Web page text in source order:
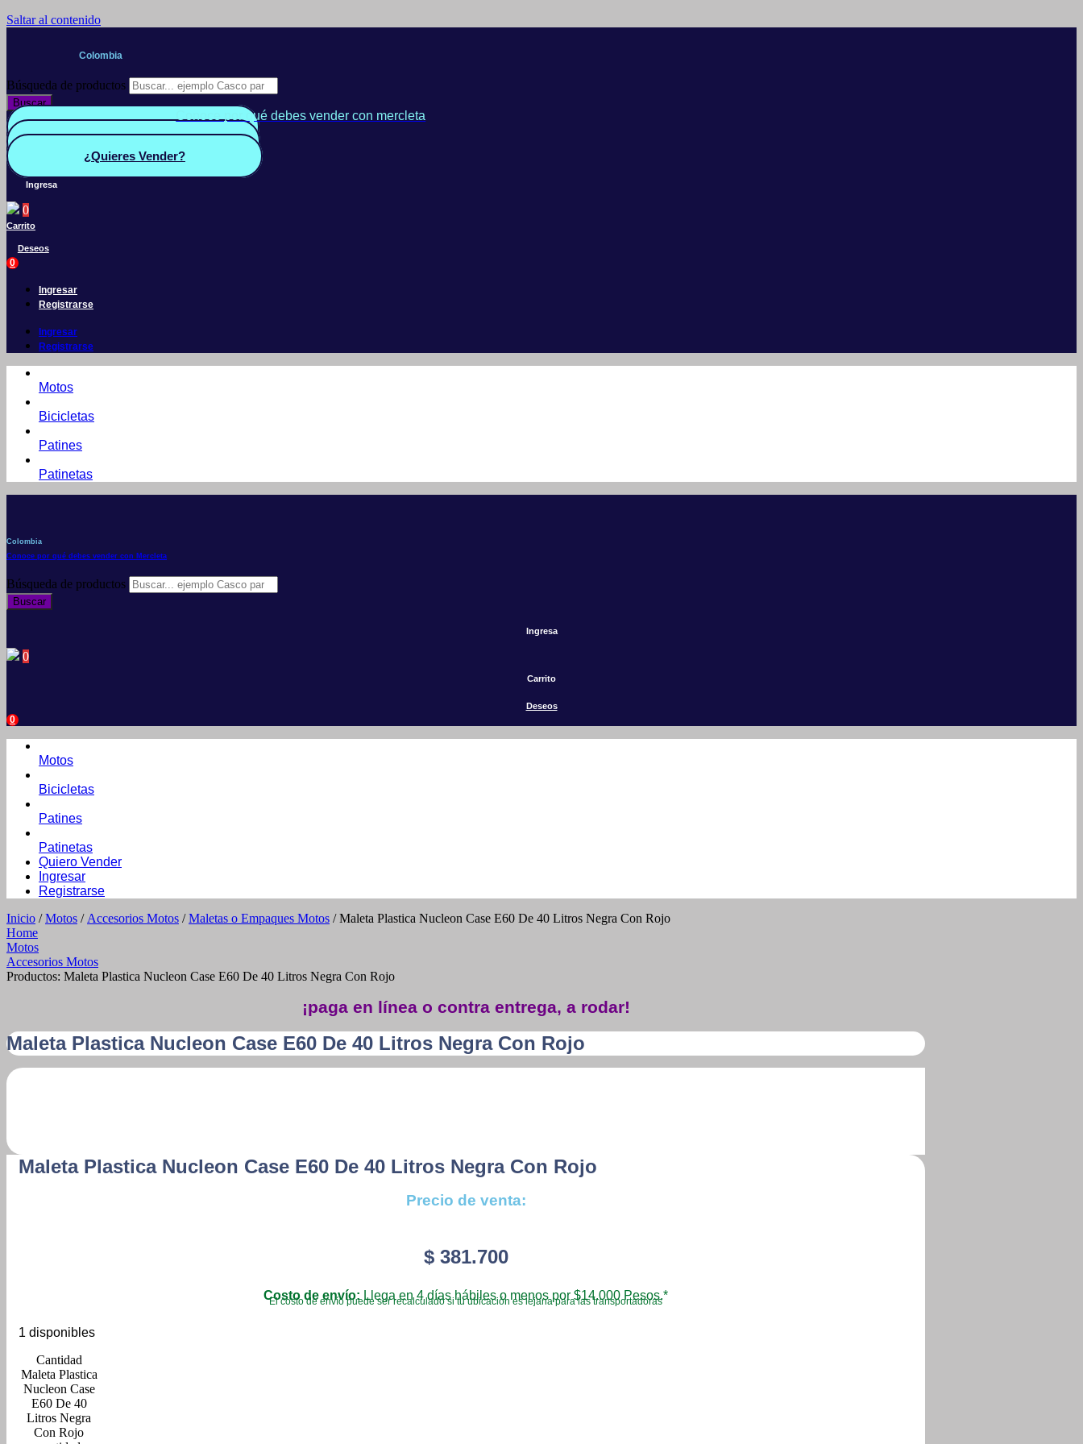
Saltar al contenido
Colombia
Búsqueda de productos
Buscar
Conoce por qué debes vender con mercleta
¿Quieres Vender?
Ingresa
0
Carrito
Deseos
0
Ingresar
Registrarse
Ingresar
Registrarse
Motos
Bicicletas
Patines
Patinetas
Colombia
Conoce por qué debes vender con Mercleta
Búsqueda de productos
Buscar
Ingresa
0
Carrito
Deseos
0
Motos
Bicicletas
Patines
Patinetas
Quiero Vender
Ingresar
Registrarse
Inicio /Motos / Accesorios Motos /Maletas o Empaques Motos / Maleta Plastica Nucleon Case E60 De 40 Litros Negra Con Rojo
Home
Motos
Accesorios Motos
Productos: Maleta Plastica Nucleon Case E60 De 40 Litros Negra Con Rojo
¡paga en línea o contra entrega, a rodar!
Maleta Plastica Nucleon Case E60 De 40 Litros Negra Con Rojo
Maleta Plastica Nucleon Case E60 De 40 Litros Negra Con Rojo
Precio de venta:
$381.700
Costo de envío: Llega en 4 días hábiles o menos por $14.000 Pesos.*
El costo de envío puede ser recalculado si tu ubicación es lejana para las transportadoras
1 disponibles
Maleta Plastica
Nucleon Case
E60 De 40
Litros Negra
Con Rojo